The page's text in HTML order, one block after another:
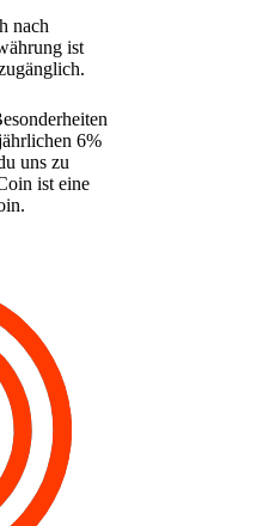
nach
ist
6%
uns zu
ist eine